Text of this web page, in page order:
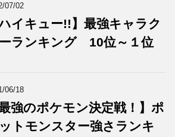
07/02
ハイキュー!!】最強キャラク
ランキング 10位～１位
06/18
最強のポケモン決定戦！】ポ
トモンスター強さランキ